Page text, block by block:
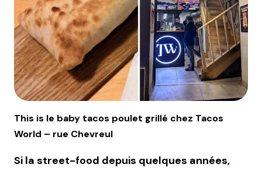
This is le baby tacos poulet grillé chez Tacos
World – rue Chevreul
Si la street-food depuis quelques années,